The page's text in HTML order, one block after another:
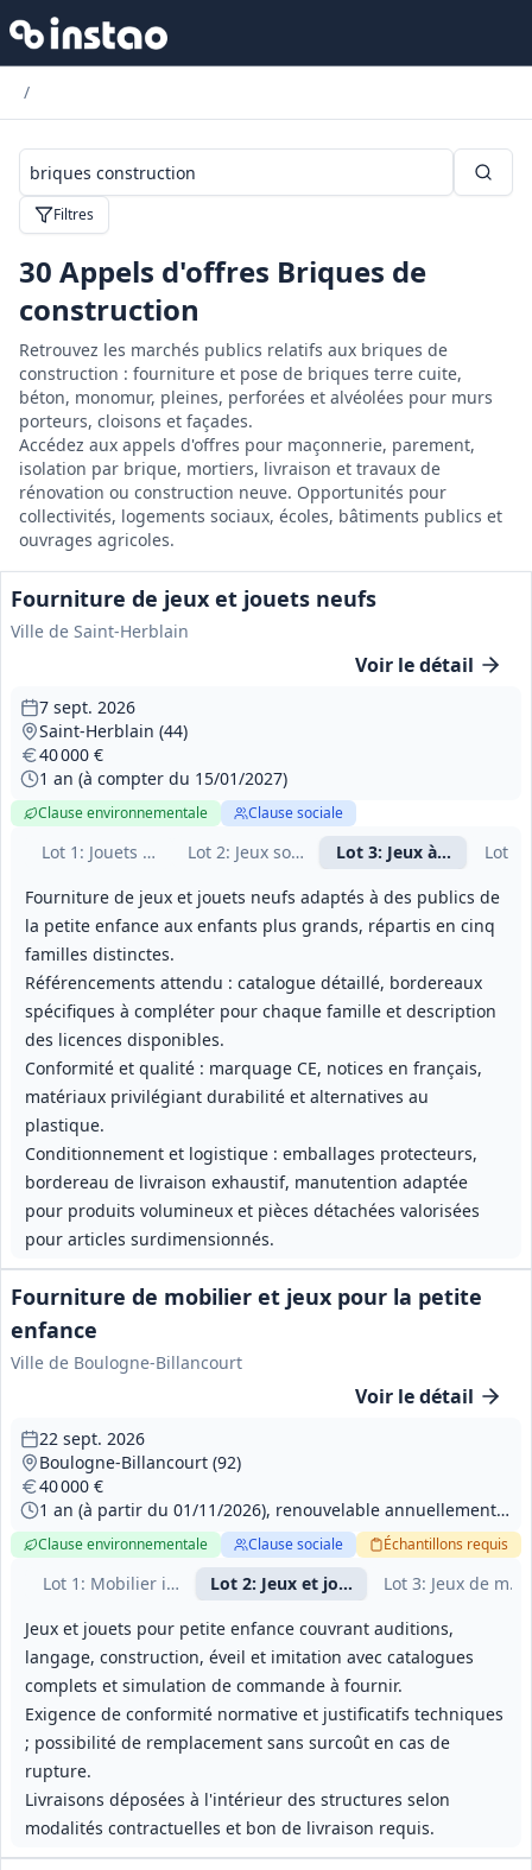
/
Filtres
30 Appels d'offres Briques de
construction
Retrouvez les marchés publics relatifs aux briques de
construction : fourniture et pose de briques terre cuite,
béton, monomur, pleines, perforées et alvéolées pour murs
porteurs, cloisons et façades.
Accédez aux appels d'offres pour maçonnerie, parement,
isolation par brique, mortiers, livraison et travaux de
rénovation ou construction neuve. Opportunités pour
collectivités, logements sociaux, écoles, bâtiments publics et
ouvrages agricoles.
Fourniture de jeux et jouets neufs
Ville de Saint-Herblain
Voir le détail
Lot 1 : Jouets d'éveil 0–2 ans
Lot 2: Jeux sous licence et briques (LEGO/
Lot 3: Jeux à partir de 3
Lot
Fourniture de jeux et jouets neufs adaptés à des publics de
la petite enfance aux enfants plus grands, répartis en cinq
familles distinctes.
Référencements attendu : catalogue détaillé, bordereaux
spécifiques à compléter pour chaque famille et description
des licences disponibles.
Conformité et qualité : marquage CE, notices en français,
matériaux privilégiant durabilité et alternatives au
plastique.
Conditionnement et logistique : emballages protecteurs,
bordereau de livraison exhaustif, manutention adaptée
pour produits volumineux et pièces détachées valorisées
pour articles surdimensionnés.
7 sept. 2026
Saint-Herblain (44)
40 000 €
1 an (à compter du 15/01/2027)
Clause environnementale Clause sociale
Fourniture de mobilier et jeux pour la petite
enfance
Ville de Boulogne-Billancourt
Voir le détail
Lot 1 : Mobilier imitation bois
Lot 2: Jeux et jouets petite enfance
Lot 3: Jeux de
Jeux et jouets pour petite enfance couvrant auditions,
langage, construction, éveil et imitation avec catalogues
complets et simulation de commande à fournir.
Exigence de conformité normative et justificatifs techniques
; possibilité de remplacement sans surcoût en cas de
rupture.
Livraisons déposées à l'intérieur des structures selon
modalités contractuelles et bon de livraison requis.
22 sept. 2026
Boulogne-Billancourt (92)
40 000 €
1 an (à partir du 01/11/2026), renouvelable annuellement; durée totale maximale 4 ans
Clause environnementale Clause sociale Échantillons requis